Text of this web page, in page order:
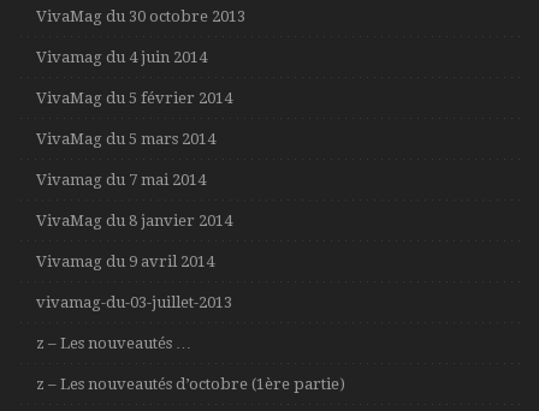
VivaMag du 30 octobre 2013
Vivamag du 4 juin 2014
VivaMag du 5 février 2014
VivaMag du 5 mars 2014
Vivamag du 7 mai 2014
VivaMag du 8 janvier 2014
Vivamag du 9 avril 2014
vivamag-du-03-juillet-2013
z – Les nouveautés …
z – Les nouveautés d’octobre (1ère partie)